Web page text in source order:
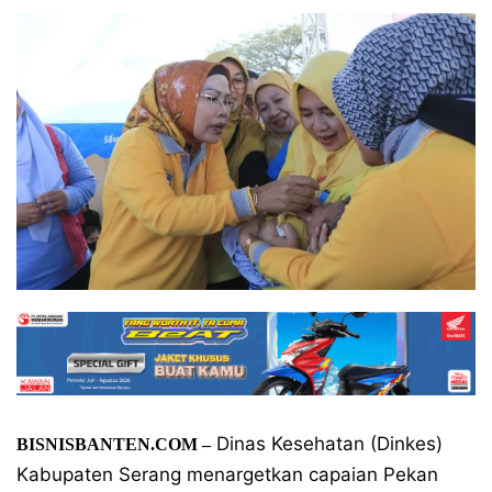
BISNISBANTEN.COM –Dinas Kesehatan (Dinkes)
Kabupaten Serang menargetkan capaian Pekan